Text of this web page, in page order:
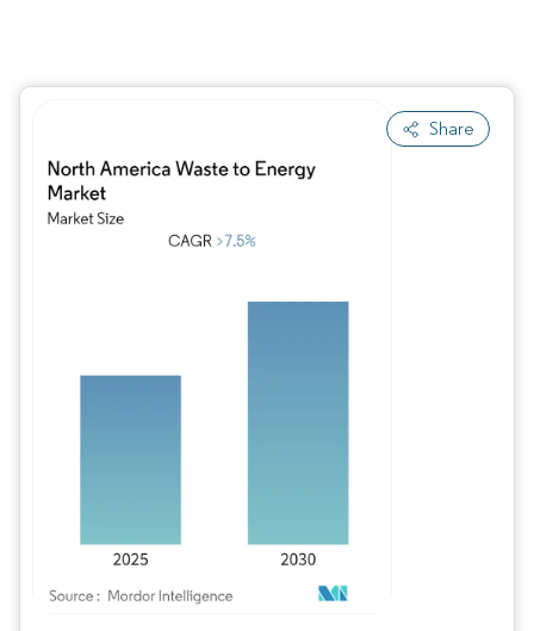
Share